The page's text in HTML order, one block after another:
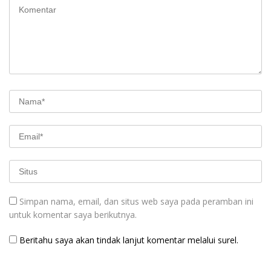
Simpan nama, email, dan situs web saya pada peramban ini
untuk komentar saya berikutnya.
Beritahu saya akan tindak lanjut komentar melalui surel.